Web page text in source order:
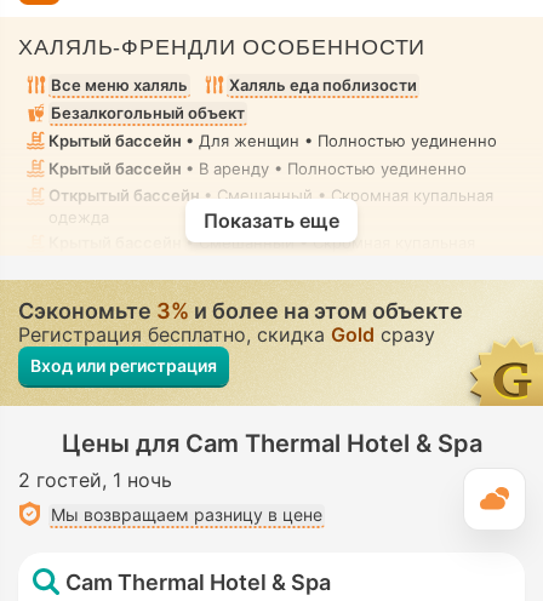
ХАЛЯЛЬ-ФРЕНДЛИ ОСОБЕННОСТИ
Все меню халяль
Халяль еда поблизости
Безалкогольный объект
Крытый бассейн • Для женщин • Полностью уединенно
Крытый бассейн • В аренду • Полностью уединенно
Открытый бассейн• Смешанный • Скромная купальная
одежда
• Смешанный • Скромная купальная
Спа• Для женщин • Полностью уединенно
Спа-центр, Сауна, Парная комната, Хамам,
Гидромассажная ванна / джакузи, Массаж, Соляная
комната• Для женщин • Полностью уединенно
Массаж• В аренду • Полностью уединенно
Гидромассажная ванна/джакузи• В некоторых номерах •
Полностью уединенно
Унитаз со встроенной форсункой
Показать еще
Сэкономьте3%и более на этом объекте
Регистрация бесплатно, скидка Gold сразу
Вход или регистрация
Цены для Cam Thermal Hotel & Spa
2 гостей 1 ночь
Мы возвращаем разницу в цене
Cam Thermal Hotel & Spa